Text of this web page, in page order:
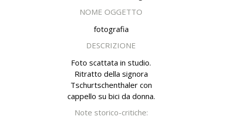
NOME OGGETTO
fotografia
DESCRIZIONE
Foto scattata in studio.
Ritratto della signora
Tschurtschenthaler con
cappello su bici da donna.
Note storico-critiche: